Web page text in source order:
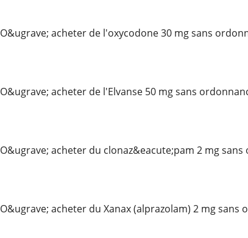
O&ugrave; acheter de l'oxycodone 30 mg sans
O&ugrave; acheter de l'Elvanse 50 mg sans
O&ugrave; acheter du clonaz&eacute;pam 2 mg
O&ugrave; acheter du Xanax (alprazolam) 2 mg sans